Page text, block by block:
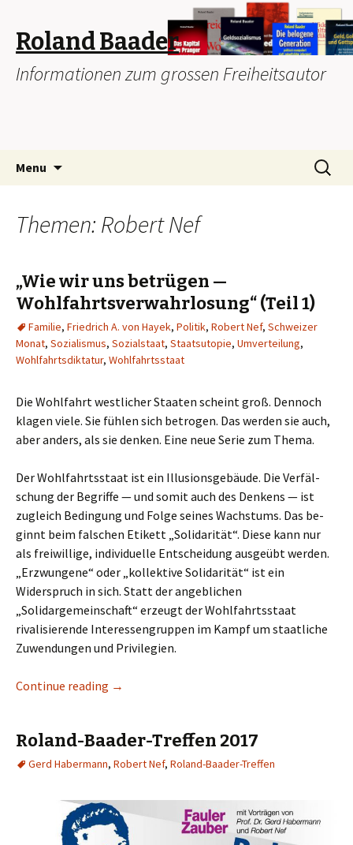
Roland Baader
Informationen zum grossen Freiheitsautor
Menu
Search
for:
Themen: Robert Nef
„Wie wir uns betrügen —
Wohlfahrtsverwahrlosung“ (Teil 1)
Familie, Friedrich A. von Hayek, Politik, Robert Nef, Schweizer
Monat, Sozialismus, Sozialstaat, Staatsutopie, Umverteilung,
Wohlfahrtsdiktatur, Wohlfahrtsstaat
Die Wohlfahrt westlicher Staaten scheint groß. Dennoch
klagen viele. Sie fühlen sich betrogen. Das werden sie auch,
aber anders, als sie denken. Eine neue Serie zum Thema.
Der Wohlfahrtsstaat ist ein Illusionsgebäude. Die Verfäl­
schung der Begriffe — und somit auch des Denkens — ist
zugleich Bedingung und Folge seines Wachstums. Das be­
ginnt beim falschen Etikett „Solidarität“. Diese kann nur
als freiwillige, individuelle Entscheidung ausgeübt werden.
„Erzwungene“ oder „kollektive Solidarität“ ist ein
Widerspruch in sich. Statt der angeblichen
„Solidargemeinschaft“ erzeugt der Wohlfahrtsstaat
rivalisierende Interessengrup­pen im Kampf um staatliche
Zuwendungen und Privilegien.
Continue reading „Wie wir uns betrügen —
→
Roland-Baader-Treffen 2017
Gerd Habermann, Robert Nef, Roland-Baader-Treffen